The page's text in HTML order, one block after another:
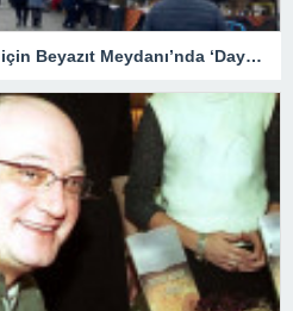
İBB, depremzede üreticiler için Beyazıt Meydanı’nda ‘Dayanışma Pazarı’ kurdu